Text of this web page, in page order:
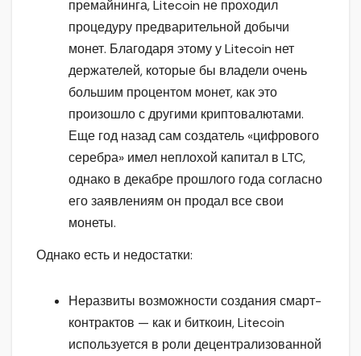
премайнинга, Litecoin не проходил
процедуру предварительной добычи
монет. Благодаря этому у Litecoin нет
держателей, которые бы владели очень
большим процентом монет, как это
произошло с другими криптовалютами.
Еще год назад сам создатель «цифрового
серебра» имел неплохой капитал в LTC,
однако в декабре прошлого года согласно
его заявлениям он продал все свои
монеты.
Однако есть и недостатки:
Неразвиты возможности создания смарт-
контрактов — как и биткоин, Litecoin
используется в роли децентрализованной